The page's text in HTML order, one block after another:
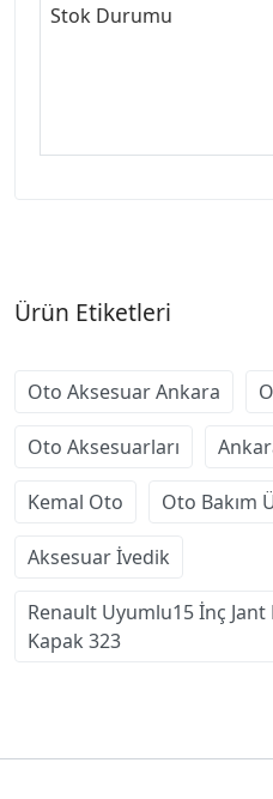
Stok Durumu
Ürün Etiketleri
Oto Aksesuar Ankara
Oto Aksesuarları
Kemal Oto Oto Bakım
Aksesuar İvedik
Renault Uyumlu15 İnç Jant
Kapak 323